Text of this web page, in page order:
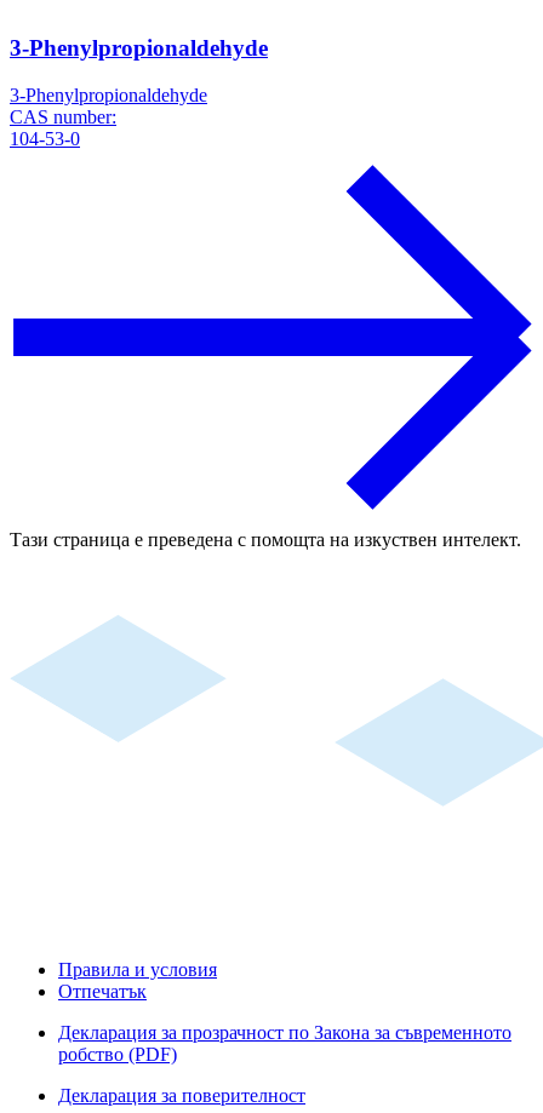
3-Phenylpropionaldehyde
3-Phenylpropionaldehyde
CAS number:
104-53-0
Тази страница е преведена с помощта на изкуствен интелект.
Правила и условия
Отпечатък
Декларация за прозрачност по Закона за съвременното
робство (PDF)
Декларация за поверителност